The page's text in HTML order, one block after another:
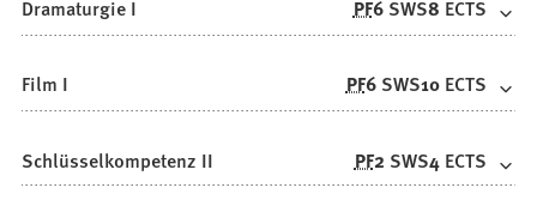
Dramaturgie I PF6 SWS8 ECTS
Film I PF6 SWS10 ECTS
Schlüsselkompetenz II PF2 SWS4 ECTS